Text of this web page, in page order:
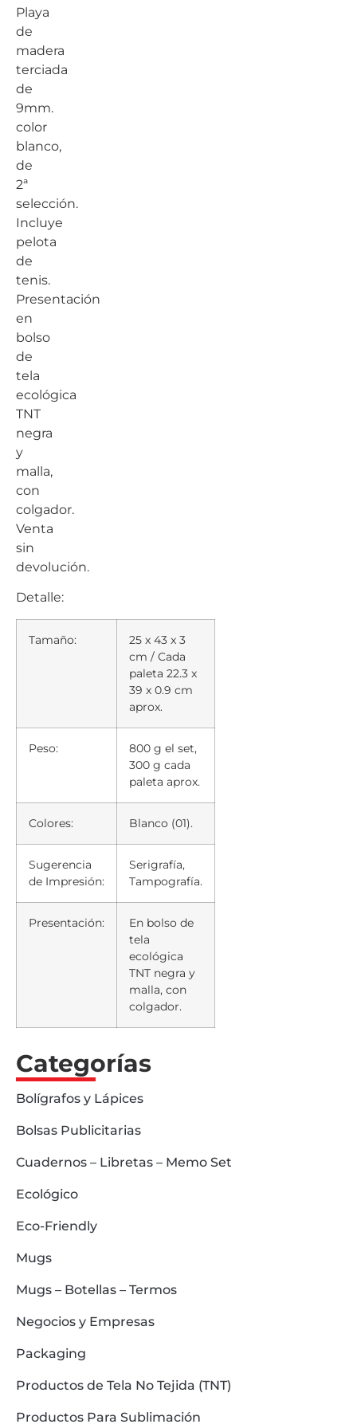
Playa
de
madera
terciada
de
9mm.
color
blanco,
de
2ª
selección.
Incluye
pelota
de
tenis.
Presentación
en
bolso
de
tela
ecológica
TNT
negra
y
malla,
con
colgador.
Venta
sin
devolución.
Detalle:
Tamaño:
25 x 43 x 3
cm / Cada
paleta 22.3 x
39 x 0.9 cm
aprox.
Peso:
800 g el set,
300 g cada
paleta aprox.
Colores: Blanco (01).
Sugerencia
de Impresión:
Serigrafía,
Tampografía.
Presentación:
En bolso de
tela
ecológica
TNT negra y
malla, con
colgador.
Categorías
Bolígrafos y Lápices
Bolsas Publicitarias
Cuadernos – Libretas – Memo Set
Ecológico
Eco-Friendly
Mugs
Mugs – Botellas – Termos
Negocios y Empresas
Packaging
Productos de Tela No Tejida (TNT)
Productos Para Sublimación